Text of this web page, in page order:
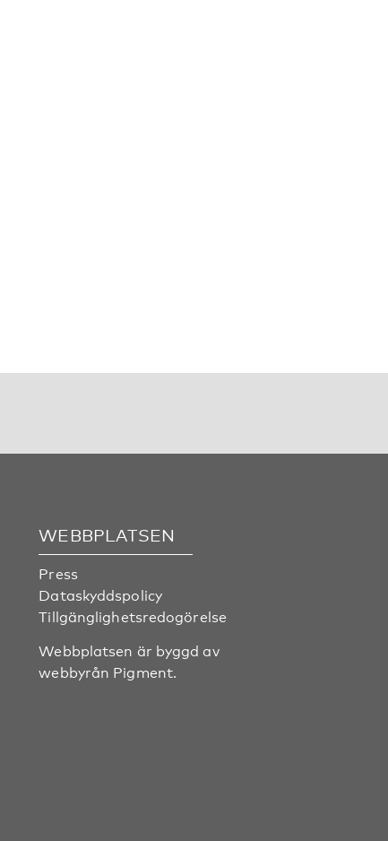
WEBBPLATSEN
Press
Dataskyddspolicy
Tillgänglighetsredogörelse
Webbplatsen är byggd av
webbyrån Pigment.